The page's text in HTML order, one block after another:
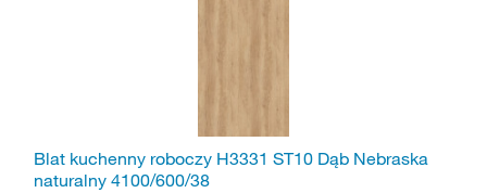
Blat kuchenny roboczy H3331 ST10 Dąb Nebraska
naturalny 4100/600/38